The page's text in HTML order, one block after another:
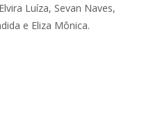
Luíza, Sevan Naves,
e Eliza Mônica.